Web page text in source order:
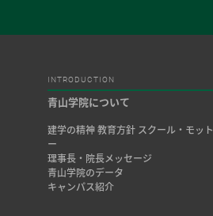
INTRODUCTION
青山学院について
建学の精神 教育方針 スクール・モット
ー
理事長・院長メッセージ
青山学院のデータ
キャンパス紹介